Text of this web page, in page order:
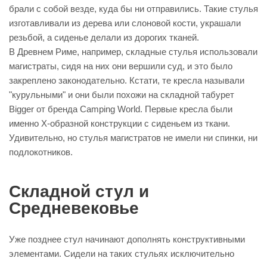
брали с собой везде, куда бы ни отправились. Такие стулья
изготавливали из дерева или слоновой кости, украшали
резьбой, а сиденье делали из дорогих тканей.
В Древнем Риме, например, складные стулья использовали
магистраты, сидя на них они вершили суд, и это было
закреплено законодательно. Кстати, те кресла называли
"курульными" и они были похожи на складной табурет
Bigger от бренда Camping World. Первые кресла были
именно Х-образной конструкции с сиденьем из ткани.
Удивительно, но стулья магистратов не имели ни спинки, ни
подлокотников.
Складной стул и
Средневековье
Уже позднее стул начинают дополнять конструктивными
элементами. Сидели на таких стульях исключительно